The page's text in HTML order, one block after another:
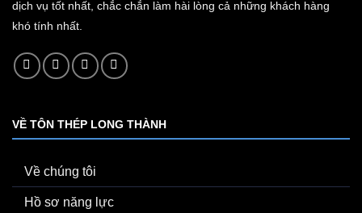
dịch vụ tốt nhất, chắc chắn làm hài lòng cả những khách hàng
khó tính nhất.
VỀ TÔN THÉP LONG THÀNH
Về chúng tôi
Hồ sơ năng lực